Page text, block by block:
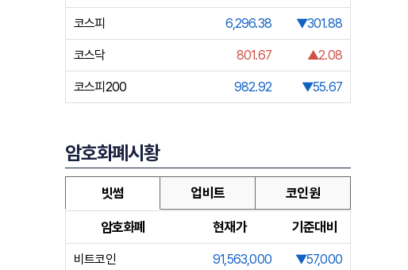
코스피 6,296.38 ▼301.88
코스닥 801.67 ▲2.08
코스피200 982.92 ▼55.67
암호화폐시황
빗썸 업비트 코인원
암호화폐 현재가 기준대비
비트코인 91,563,000 ▼57,000